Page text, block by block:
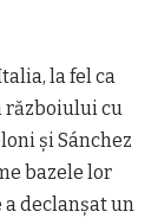
la fel ca
războiului cu
și Sánchez
bazele lor
declanșat un